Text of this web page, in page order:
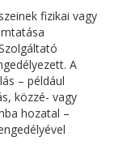
fizikai vagy
A
– például
közzé- vagy
hozatal –